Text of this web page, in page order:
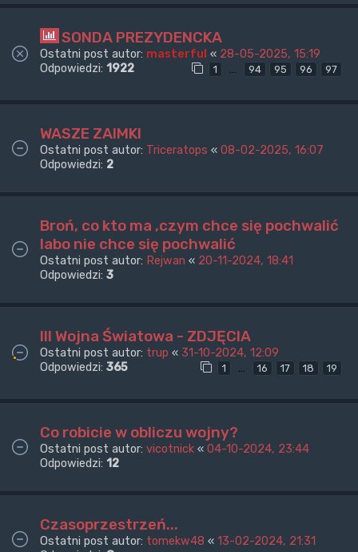
SONDA PREZYDENCKA
Ostatni post autor: masterful « 28-05-2025, 15:19
Odpowiedzi: 1922 1 … 94 95 96 97
WASZE ZAIMKI
Ostatni post autor: Triceratops « 08-02-2025, 16:07
Odpowiedzi: 2
Broń, co kto ma ,czym chce się pochwalić
labo nie chce się pochwalić
Ostatni post autor: Rejwan « 20-11-2024, 18:41
Odpowiedzi: 3
III Wojna Światowa - ZDJĘCIA
Ostatni post autor: trup « 31-10-2024, 12:09
Odpowiedzi: 365 1 … 16 17 18 19
Co robicie w obliczu wojny?
Ostatni post autor: vicotnick « 04-10-2024, 23:44
Odpowiedzi: 12
Czasoprzestrzeń...
Ostatni post autor: tomekw48 « 13-02-2024, 21:31